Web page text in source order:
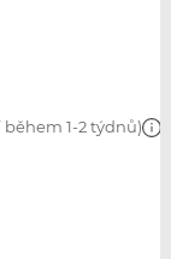
1-2 týdnů)